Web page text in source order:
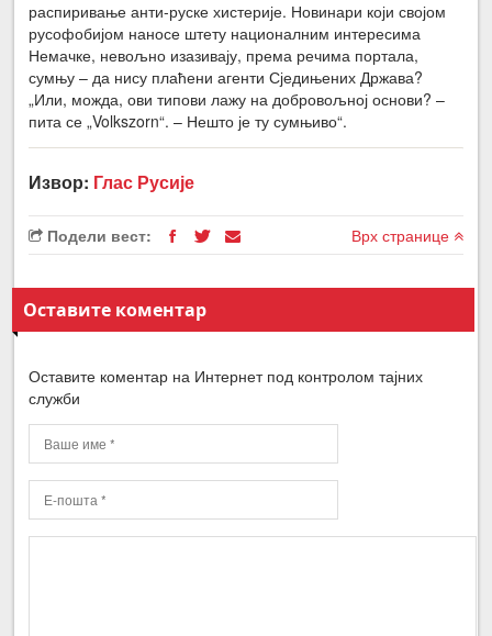
распиривање анти-руске хистерије. Новинари који својом
русофобијом наносе штету националним интересима
Немачке, невољно изазивају, према речима портала,
сумњу – да нису плаћени агенти Сједињених Држава?
„Или, можда, ови типови лажу на добровољној основи? –
пита се „Volkszorn“. – Нешто је ту сумњиво“.
Извор: Глас Русије
Подели вест: Врх странице
Оставите коментар
Оставите коментар на Интернет под контролом тајних
служби